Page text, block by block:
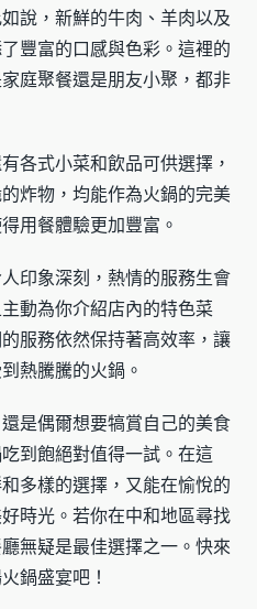
說，新鮮的牛肉、羊肉以及
豐富的口感與色彩。這裡的
庭聚餐還是朋友小聚，都非
各式小菜和飲品可供選擇，
炸物，均能作為火鍋的完美
用餐體驗更加豐富。
印象深刻，熱情的服務生會
動為你介紹店內的特色菜
服務依然保持著高效率，讓
熱騰騰的火鍋。
是偶爾想要犒賞自己的美食
到飽絕對值得一試。在這
多樣的選擇，又能在愉悅的
時光。若你在中和地區尋找
無疑是最佳選擇之一。快來
鍋盛宴吧！